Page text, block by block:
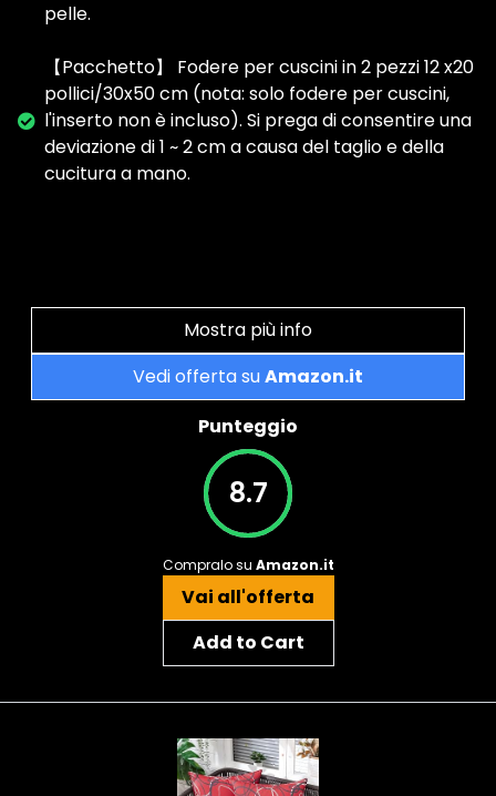
pelle.
【Pacchetto】 Fodere per cuscini in 2 pezzi 12 x20
pollici/30x50 cm (nota: solo fodere per cuscini,
l'inserto non è incluso). Si prega di consentire una
deviazione di 1 ~ 2 cm a causa del taglio e della
cucitura a mano.
Mostra più info
Vedi offerta suAmazon.it
Punteggio
8.7
Compralo su Amazon.it
Vai all'offerta
Add to Cart